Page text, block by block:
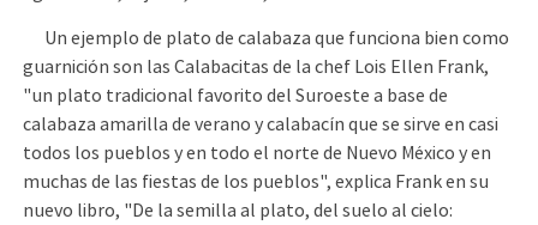
Un ejemplo de plato de calabaza que funciona bien como
guarnición son las Calabacitas de la chef Lois Ellen Frank,
"un plato tradicional favorito del Suroeste a base de
calabaza amarilla de verano y calabacín que se sirve en casi
todos los pueblos y en todo el norte de Nuevo México y en
muchas de las fiestas de los pueblos", explica Frank en su
nuevo libro, "De la semilla al plato, del suelo al cielo: